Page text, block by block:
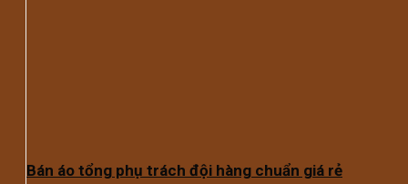
Bán áo tổng phụ trách đội hàng chuẩn giá rẻ